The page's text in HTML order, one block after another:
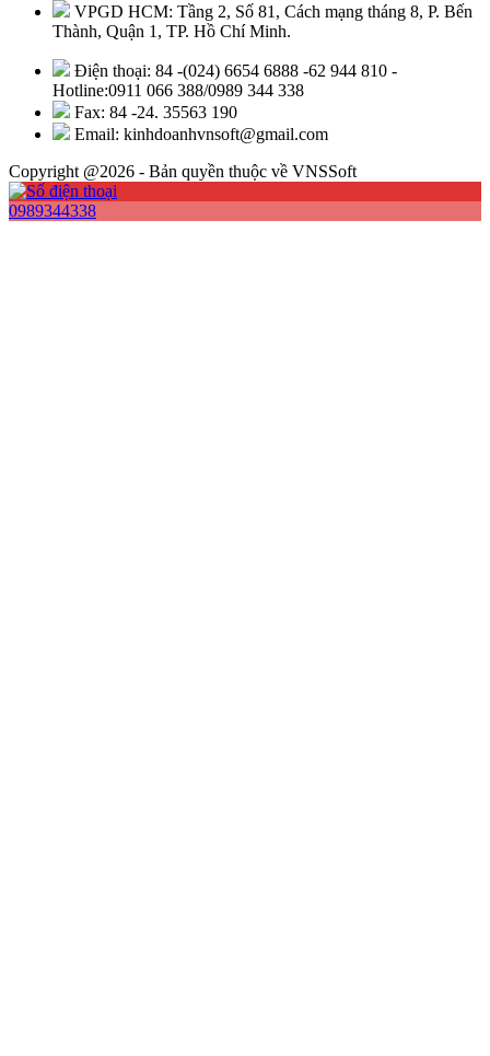
VPGD HCM: Tầng 2, Số 81, Cách mạng tháng 8, P. Bến
Thành, Quận 1, TP. Hồ Chí Minh.
Điện thoại: 84 -(024) 6654 6888 -62 944 810 -
Hotline:0911 066 388/0989 344 338
Fax: 84 -24. 35563 190
Email: kinhdoanhvnsoft@gmail.com
Copyright @2026 - Bản quyền thuộc về VNSSoft
0989344338